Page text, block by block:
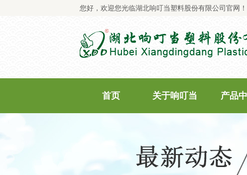
您好，欢迎您光临湖北响叮当塑料股份有限公司官网！
首页 关于响叮当
企业荣誉
产品
PE系列